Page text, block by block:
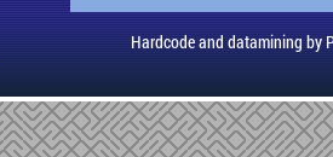
Hardcode and datamining by